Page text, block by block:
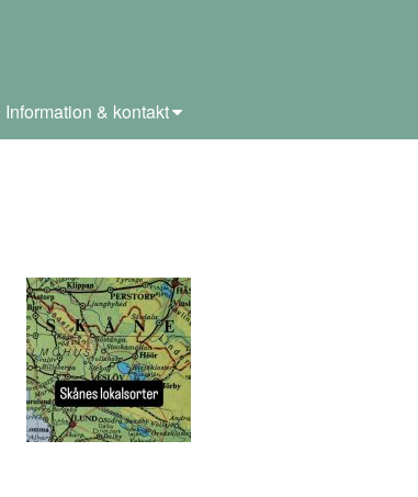
Information & kontakt